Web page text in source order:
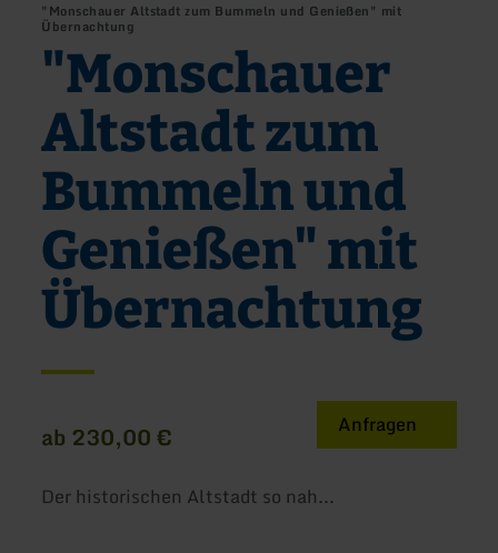
"Monschauer Altstadt zum Bummeln und Genießen" mit
Übernachtung
"Monschauer
Altstadt zum
Bummeln und
Genießen" mit
Übernachtung
ab 230,00 € Anfragen
Der historischen Altstadt so nah...